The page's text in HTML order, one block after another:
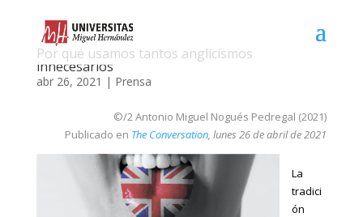
Por qué usamos tantos anglicismos
innecesarios
abr 26, 2021 | Prensa
©/2 Antonio Miguel Nogués Pedregal (2021)
Publicado en The Conversation, lunes 26 de abril de 2021
La
tradici
ón